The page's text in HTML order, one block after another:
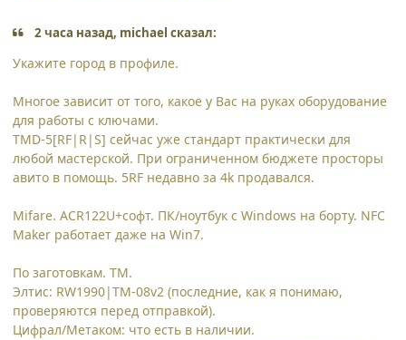
2 часа назад, michael сказал:
Укажите город в профиле.
Многое зависит от того, какое у Вас на руках оборудование
для работы с ключами.
TMD-5[RF|R|S] сейчас уже стандарт практически для
любой мастерской. При ограниченном бюджете просторы
авито в помощь. 5RF недавно за 4k продавался.
Mifare. ACR122U+софт. ПК/ноутбук с Windows на борту. NFC
Maker работает даже на Win7.
По заготовкам. TM.
Элтис: RW1990|TM-08v2 (последние, как я понимаю,
проверяются перед отправкой).
Цифрал/Метаком: что есть в наличии.